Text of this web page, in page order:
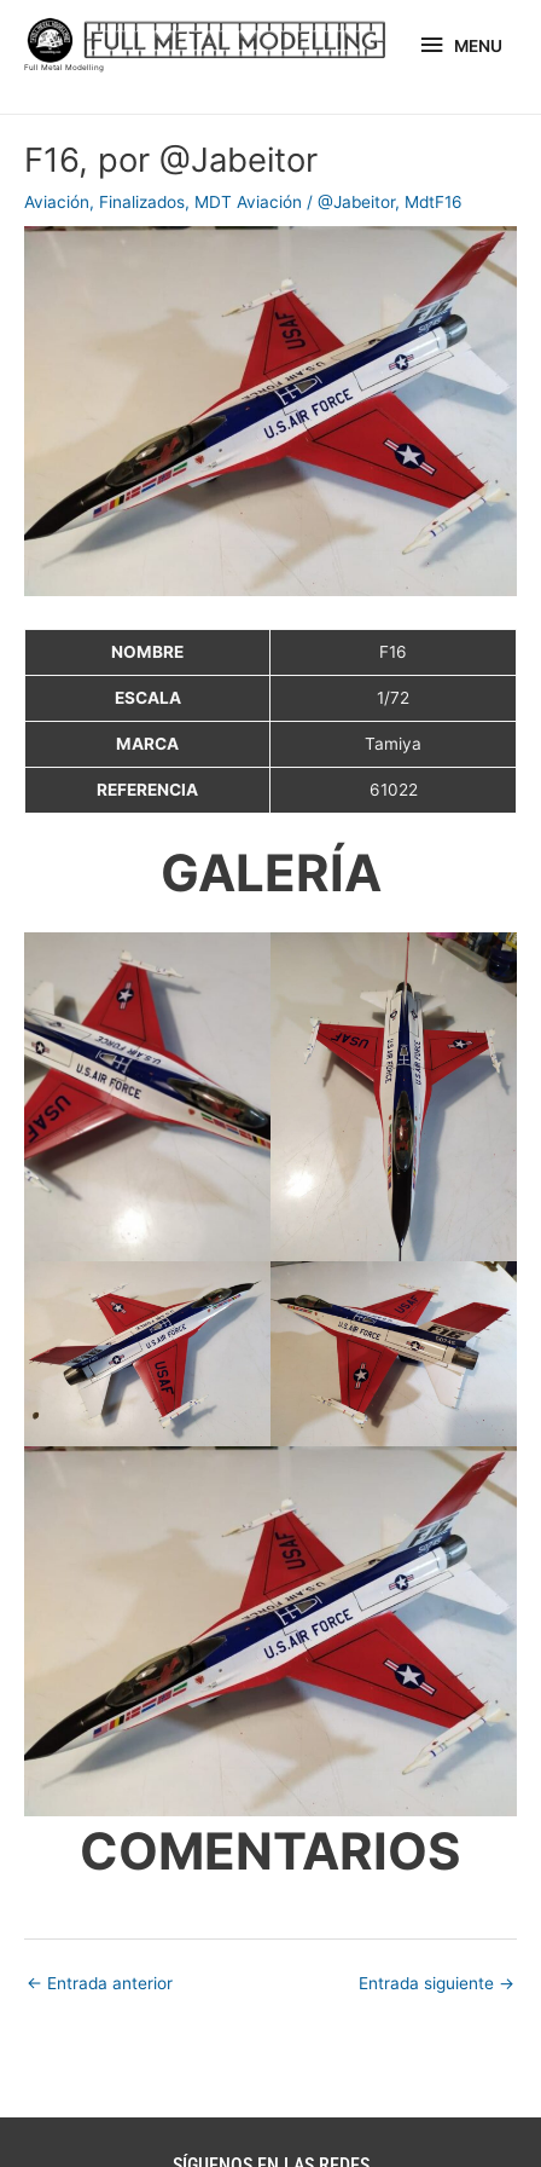
contenido
Full Metal Modelling
MENU
F16, por @Jabeitor
Aviación, Finalizados, MDT Aviación / @Jabeitor, MdtF16
NOMBRE F16
ESCALA 1/72
MARCA Tamiya
REFERENCIA 61022
GALERÍA
COMENTARIOS
de
← Entrada anterior Entrada siguiente →